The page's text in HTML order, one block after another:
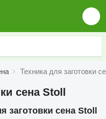
Техника для заготовки
сена Stoll
заготовки сена Stoll